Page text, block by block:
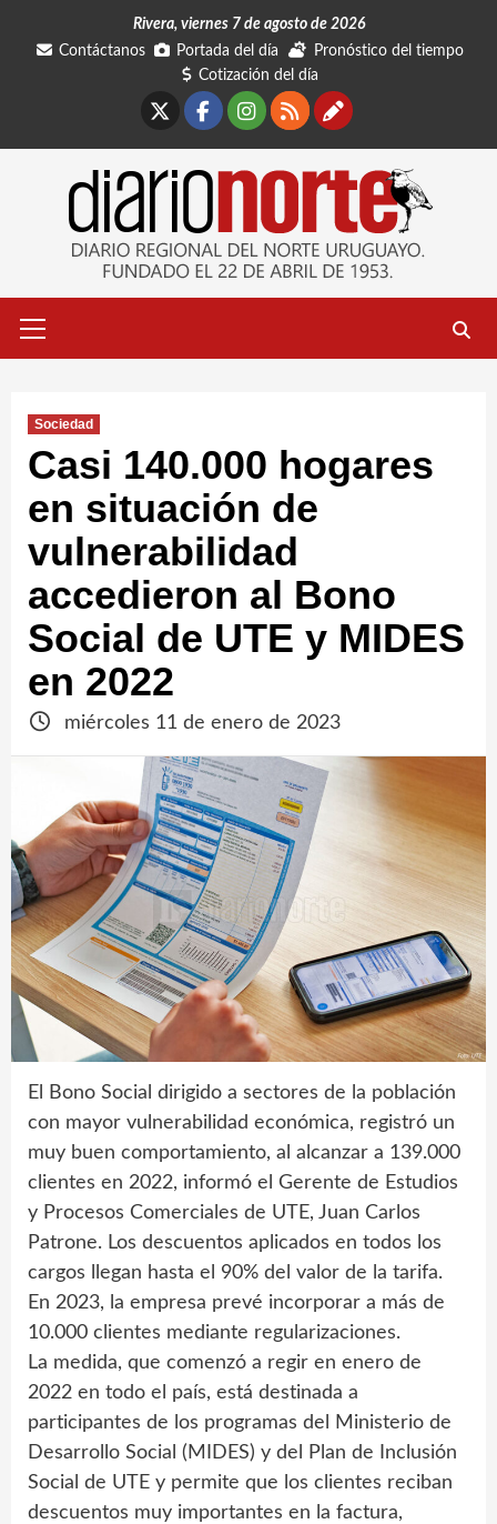
Rivera, viernes 7 de agosto de 2026
Contáctanos
Portada del día
Pronóstico del tiempo
Cotización del día
Facebook
Instagram
RSSContáctanos
primario
Sociedad
Casi 140.000 hogares
en situación de
vulnerabilidad
accedieron al Bono
Social de UTE y MIDES
en 2022
miércoles 11 de enero de 2023
El Bono Social dirigido a sectores de la población
con mayor vulnerabilidad económica, registró un
muy buen comportamiento, al alcanzar a 139.000
clientes en 2022, informó el Gerente de Estudios
y Procesos Comerciales de UTE, Juan Carlos
Patrone. Los descuentos aplicados en todos los
cargos llegan hasta el 90% del valor de la tarifa.
En 2023, la empresa prevé incorporar a más de
10.000 clientes mediante regularizaciones.
La medida, que comenzó a regir en enero de
2022 en todo el país, está destinada a
participantes de los programas del Ministerio de
Desarrollo Social (MIDES) y del Plan de Inclusión
Social de UTE y permite que los clientes reciban
descuentos muy importantes en la factura,